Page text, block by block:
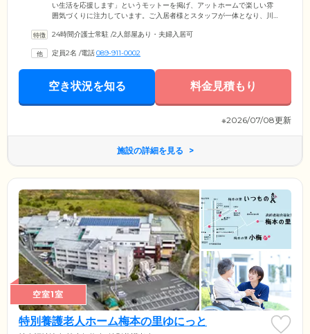
い生活を応援します」というモットーを掲げ、アットホームで楽しい雰
囲気づくりに注力しています。ご入居者様とスタッフが一体となり、川
楽しいひとときを共有しています。私たちは、個々のニーズや趣味に合
過ごせる場所をおつくりしています。
24時間介護士常駐 /2人部屋あり・夫婦入居可
定員2名 /電話089-911-0002
空き状況を知る 料金見積もり
※2026/07/08更新
施設の詳細を見る
空室1室
特別養護老人ホーム梅本の里ゆにっと